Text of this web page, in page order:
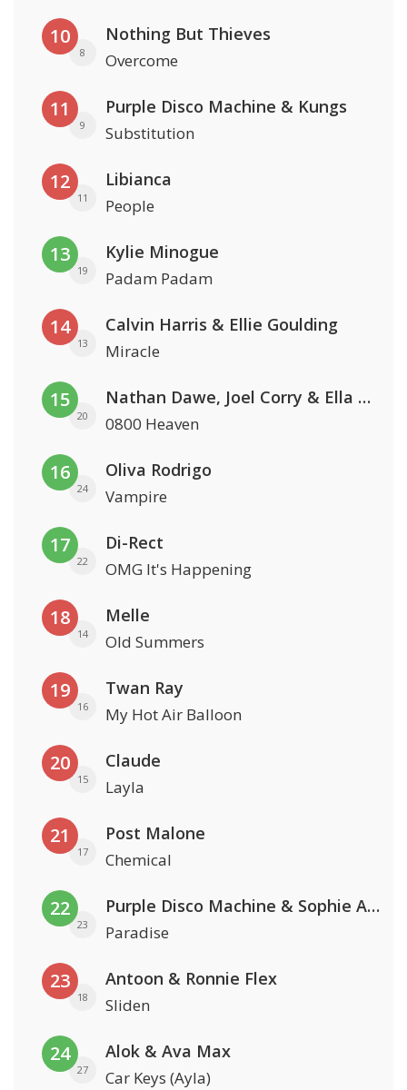
10
8
Nothing But Thieves
Overcome
11
9
Purple Disco Machine & Kungs
Substitution
12
11
Libianca
People
13
19
Kylie Minogue
Padam Padam
14
13
Calvin Harris & Ellie Goulding
Miracle
15
20
Nathan Dawe, Joel Corry & Ella Henderson
0800 Heaven
16
24
Oliva Rodrigo
Vampire
17
22
Di-Rect
OMG It's Happening
18
14
Melle
Old Summers
19
16
Twan Ray
My Hot Air Balloon
20
15
Claude
Layla
21
17
Post Malone
Chemical
22
23
Purple Disco Machine & Sophie And The Giants
Paradise
23
18
Antoon & Ronnie Flex
Sliden
24
27
Alok & Ava Max
Car Keys (Ayla)